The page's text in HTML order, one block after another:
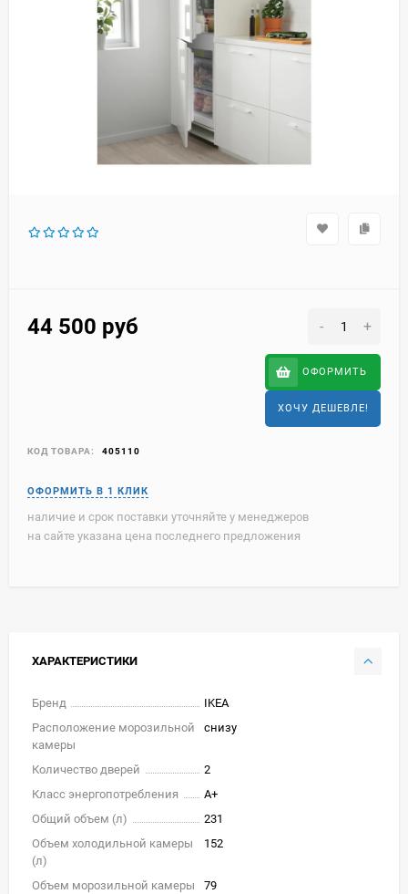
44 500 руб - +
ОФОРМИТЬ
ХОЧУ ДЕШЕВЛЕ!
КОД ТОВАРА: 405110
наличие и срок поставки уточняйте у менеджеров
на сайте указана цена последнего предложения
ХАРАКТЕРИСТИКИ
Бренд
IKEA
Расположение морозильной
камеры
снизу
Количество дверей
2
Класс энергопотребления
A+
Общий объем (л)
231
Объем холодильной камеры
(л)
152
Объем морозильной камеры
79